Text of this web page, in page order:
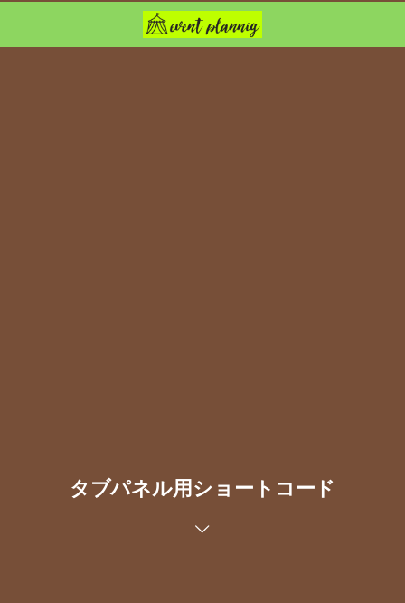
タブパネル用ショートコード